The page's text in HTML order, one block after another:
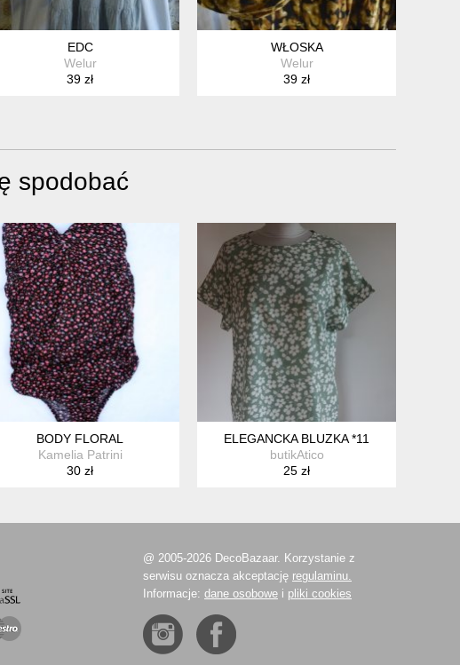
EDC
Welur
39 zł
WŁOSKA
Welur
39 zł
spodobać
BODY FLORAL
Kamelia Patrini
30 zł
ELEGANCKA BLUZKA *11
butikAtico
25 zł
@ 2005-2026 DecoBazaar. Korzystanie z
serwisu oznacza akceptację regulaminu.
Informacje: dane osobowe i pliki cookies